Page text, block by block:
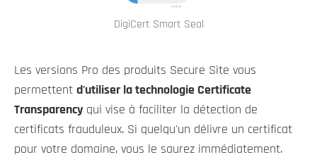
DigiCert Smart Seal
Les versions Pro des produits Secure Site vous
permettent d'utiliser la technologie Certificate
Transparency qui vise à faciliter la détection de
certificats frauduleux. Si quelqu'un délivre un certificat
pour votre domaine, vous le saurez immédiatement.